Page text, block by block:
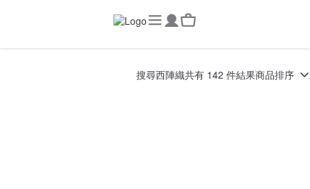
搜尋西陣織共有 142 件結果商品排序